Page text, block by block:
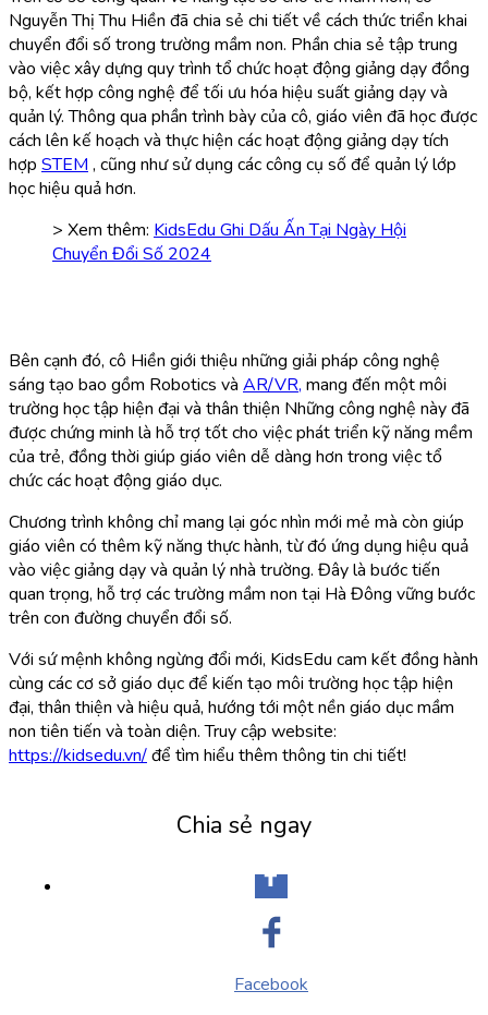
Nguyễn Thị Thu Hiền đã chia sẻ chi tiết về cách thức triển khai
chuyển đổi số trong trường mầm non. Phần chia sẻ tập trung
vào việc xây dựng quy trình tổ chức hoạt động giảng dạy đồng
bộ, kết hợp công nghệ để tối ưu hóa hiệu suất giảng dạy và
quản lý. Thông qua phần trình bày của cô, giáo viên đã học được
cách lên kế hoạch và thực hiện các hoạt động giảng dạy tích
hợp STEM , cũng như sử dụng các công cụ số để quản lý lớp
học hiệu quả hơn.
> Xem thêm: KidsEdu Ghi Dấu Ấn Tại Ngày Hội
Chuyển Đổi Số 2024
Bên cạnh đó, cô Hiền giới thiệu những giải pháp công nghệ
sáng tạo bao gồm Robotics và AR/VR, mang đến một môi
trường học tập hiện đại và thân thiện Những công nghệ này đã
được chứng minh là hỗ trợ tốt cho việc phát triển kỹ năng mềm
của trẻ, đồng thời giúp giáo viên dễ dàng hơn trong việc tổ
chức các hoạt động giáo dục.
Chương trình không chỉ mang lại góc nhìn mới mẻ mà còn giúp
giáo viên có thêm kỹ năng thực hành, từ đó ứng dụng hiệu quả
vào việc giảng dạy và quản lý nhà trường. Đây là bước tiến
quan trọng, hỗ trợ các trường mầm non tại Hà Đông vững bước
trên con đường chuyển đổi số.
Với sứ mệnh không ngừng đổi mới, KidsEdu cam kết đồng hành
cùng các cơ sở giáo dục để kiến tạo môi trường học tập hiện
đại, thân thiện và hiệu quả, hướng tới một nền giáo dục mầm
non tiên tiến và toàn diện. Truy cập website:
https://kidsedu.vn/để tìm hiểu thêm thông tin chi tiết!
Chia sẻ ngay
Facebook